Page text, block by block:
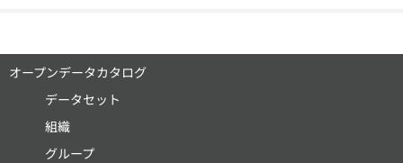
オープンデータカタログ
データセット
組織
グループ